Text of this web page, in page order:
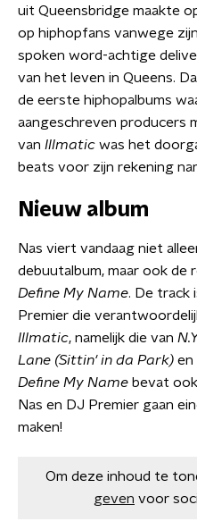
uit Queensbridge maakte
op hiphopfans vanwege
spoken word-achtige
van het leven in Queens.
de eerste hiphopalbums
aangeschreven producers
van Illmatic was het
beats voor zijn rekening
Nieuw album
Nas viert vandaag niet
debuutalbum, maar ook de
Define My Name. De track
Premier die
Illmatic, namelijk die van
Lane (Sittin' in da Park) en
Define My Name bevat
Nas en DJ Premier gaan
maken!
Om deze inhoud te
geven voor